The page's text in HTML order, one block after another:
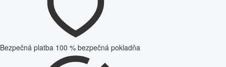
Bezpečná platba 100 % bezpečná pokladňa